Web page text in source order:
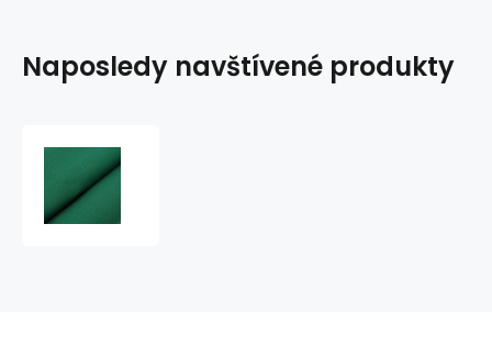
Naposledy navštívené produkty